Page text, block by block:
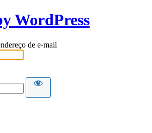
WordPress
de e-mail